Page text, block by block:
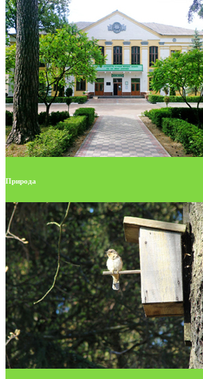
Природа